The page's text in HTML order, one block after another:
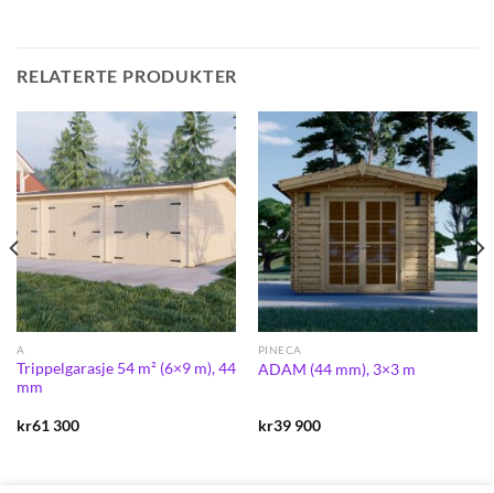
RELATERTE PRODUKTER
A
Trippelgarasje 54 m² (6×9 m), 44
mm
kr61 300
PINECA
ADAM (44 mm), 3×3 m
kr39 900